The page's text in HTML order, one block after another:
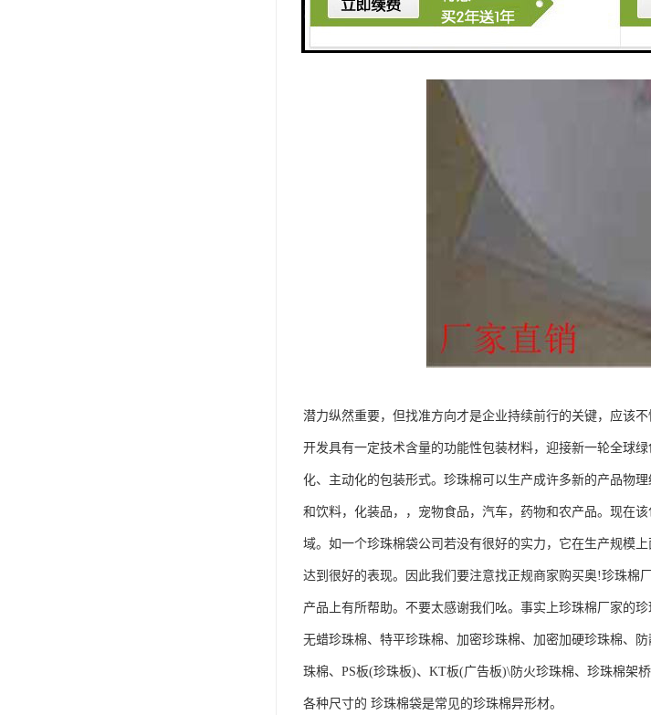
潜力纵然重要，但找准方向才是企业持续前行的关键，应该
开发具有一定技术含量的功能性包装材料，迎接新一轮全球
化、主动化的包装形式。珍珠棉可以生产成许多新的产品物
和饮料，化装品，，宠物食品，汽车，药物和农产品。现在
域。如一个珍珠棉袋公司若没有很好的实力，它在生产规模
达到很好的表现。因此我们要注意找正规商家购买奥!珍珠棉
产品上有所帮助。不要太感谢我们吆。事实上珍珠棉厂家的
无蜡珍珠棉、特平珍珠棉、加密珍珠棉、加密加硬珍珠棉、
珠棉、PS板(珍珠板)、KT板(广告板)\防火珍珠棉、珍珠棉架
各种尺寸的 珍珠棉袋是常见的珍珠棉异形材。